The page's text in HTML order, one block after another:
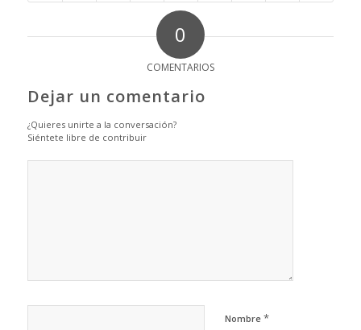
0
COMENTARIOS
Dejar un comentario
¿Quieres unirte a la conversación?
Siéntete libre de contribuir
Nombre *